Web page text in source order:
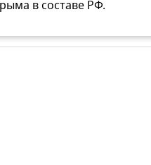
в составе РФ.